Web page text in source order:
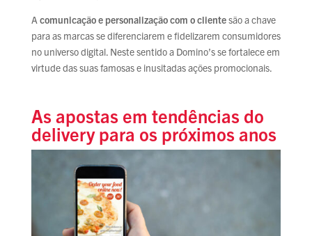
A comunicação e personalização com o clientesão a chave
para as marcas se diferenciarem e fidelizarem consumidores
no universo digital. Neste sentido a Domino’s se fortalece em
virtude das suas famosas e inusitadas ações promocionais.
As apostas em tendências do
delivery para os próximos anos